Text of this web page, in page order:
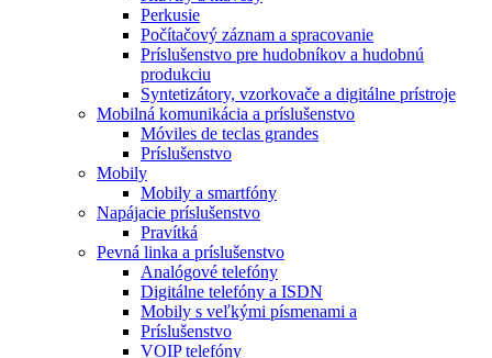
Perkusie
Počítačový záznam a spracovanie
Príslušenstvo pre hudobníkov a hudobnú
produkciu
Syntetizátory, vzorkovače a digitálne prístroje
Mobilná komunikácia a príslušenstvo
Móviles de teclas grandes
Príslušenstvo
Mobily
Mobily a smartfóny
Napájacie príslušenstvo
Pravítká
Pevná linka a príslušenstvo
Analógové telefóny
Digitálne telefóny a ISDN
Mobily s veľkými písmenami a
Príslušenstvo
VOIP telefóny